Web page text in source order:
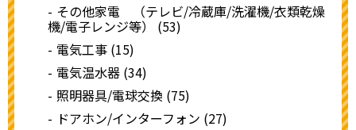
その他家電 （テレビ/冷蔵庫/洗濯機/衣類乾燥
機/電子レンジ等） (53)
電気工事 (15)
電気温水器 (34)
照明器具/電球交換 (75)
ドアホン/インターフォン (27)